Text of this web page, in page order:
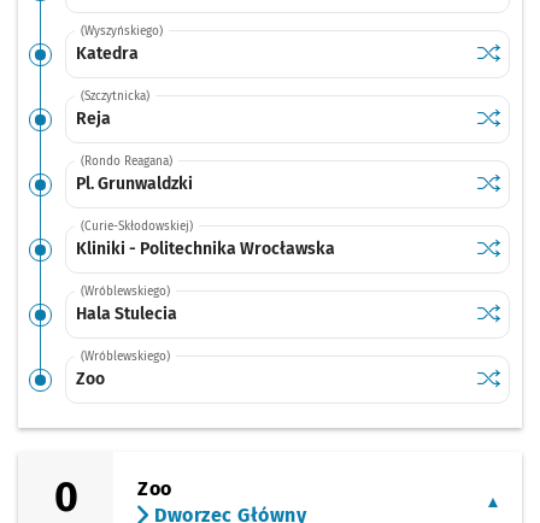
(Wyszyńskiego)
Katedra
(Szczytnicka)
Reja
(Rondo Reagana)
Pl. Grunwaldzki
(Curie-Skłodowskiej)
Kliniki - Politechnika Wrocławska
(Wróblewskiego)
Hala Stulecia
(Wróblewskiego)
Zoo
0
Zoo
Dworzec Główny